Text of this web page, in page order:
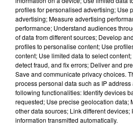
L'HOROSCOPE
Bélier Taureau
profiles for personalised advertising; Use
advertising; Measure advertising
performance; Understand audiences
of data from different sources; Develop
profiles to personalise content; Use
content; Use limited data to select
detect fraud, and fix errors; Deliver and
Save and communicate privacy choices.
process personal data such as IP
following functionalities: Identify devices
requested; Use precise geolocation data;
other data sources; Link different devices;
information transmitted automatically.